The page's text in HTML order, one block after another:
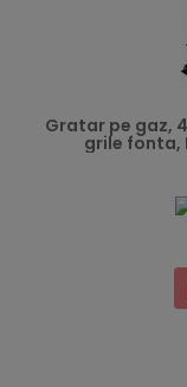
Gratar pe gaz,
grile fonta,